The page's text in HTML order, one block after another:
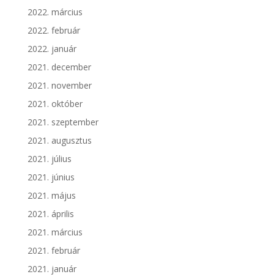
2022. március
2022. február
2022. január
2021. december
2021. november
2021. október
2021. szeptember
2021. augusztus
2021. július
2021. június
2021. május
2021. április
2021. március
2021. február
2021. január